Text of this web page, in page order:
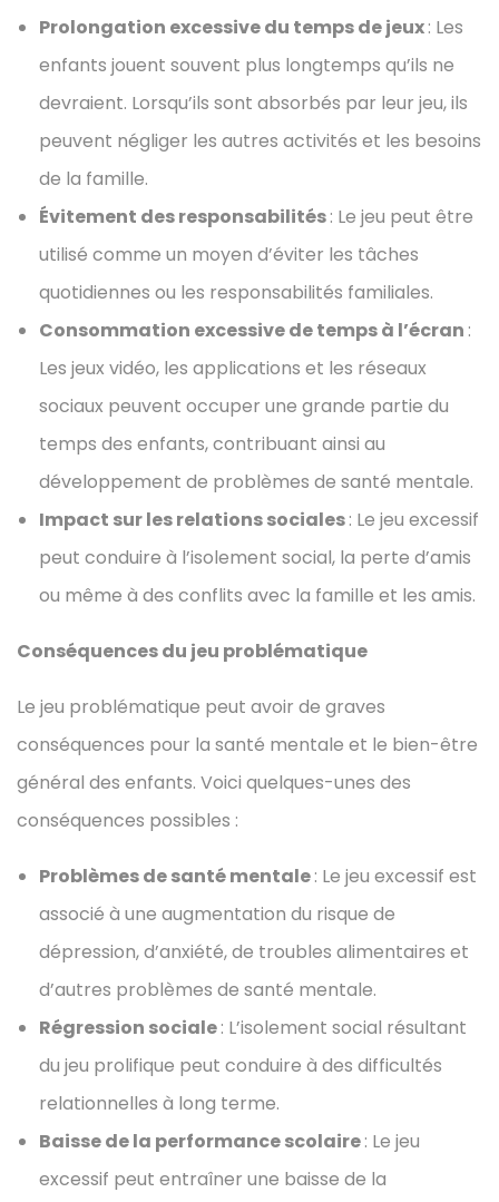
Prolongation excessive du temps de jeux: Les
enfants jouent souvent plus longtemps qu’ils ne
devraient. Lorsqu’ils sont absorbés par leur jeu, ils
peuvent négliger les autres activités et les besoins
de la famille.
Évitement des responsabilités: Le jeu peut être
utilisé comme un moyen d’éviter les tâches
quotidiennes ou les responsabilités familiales.
Consommation excessive de temps à l’écran :
Les jeux vidéo, les applications et les réseaux
sociaux peuvent occuper une grande partie du
temps des enfants, contribuant ainsi au
développement de problèmes de santé mentale.
Impact sur les relations sociales: Le jeu excessif
peut conduire à l’isolement social, la perte d’amis
ou même à des conflits avec la famille et les amis.
Conséquences du jeu problématique
Le jeu problématique peut avoir de graves
conséquences pour la santé mentale et le bien-être
général des enfants. Voici quelques-unes des
conséquences possibles :
Problèmes de santé mentale: Le jeu excessif est
associé à une augmentation du risque de
dépression, d’anxiété, de troubles alimentaires et
d’autres problèmes de santé mentale.
Régression sociale: L’isolement social résultant
du jeu prolifique peut conduire à des difficultés
relationnelles à long terme.
Baisse de la performance scolaire: Le jeu
excessif peut entraîner une baisse de la